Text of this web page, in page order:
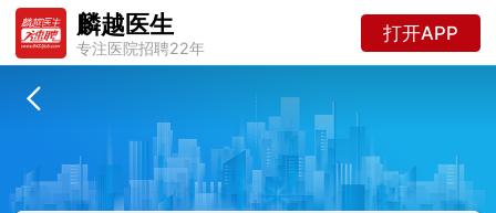
麟越医生
专注医院招聘22年
打开APP